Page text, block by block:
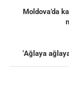
Moldova’da
‘Ağlaya